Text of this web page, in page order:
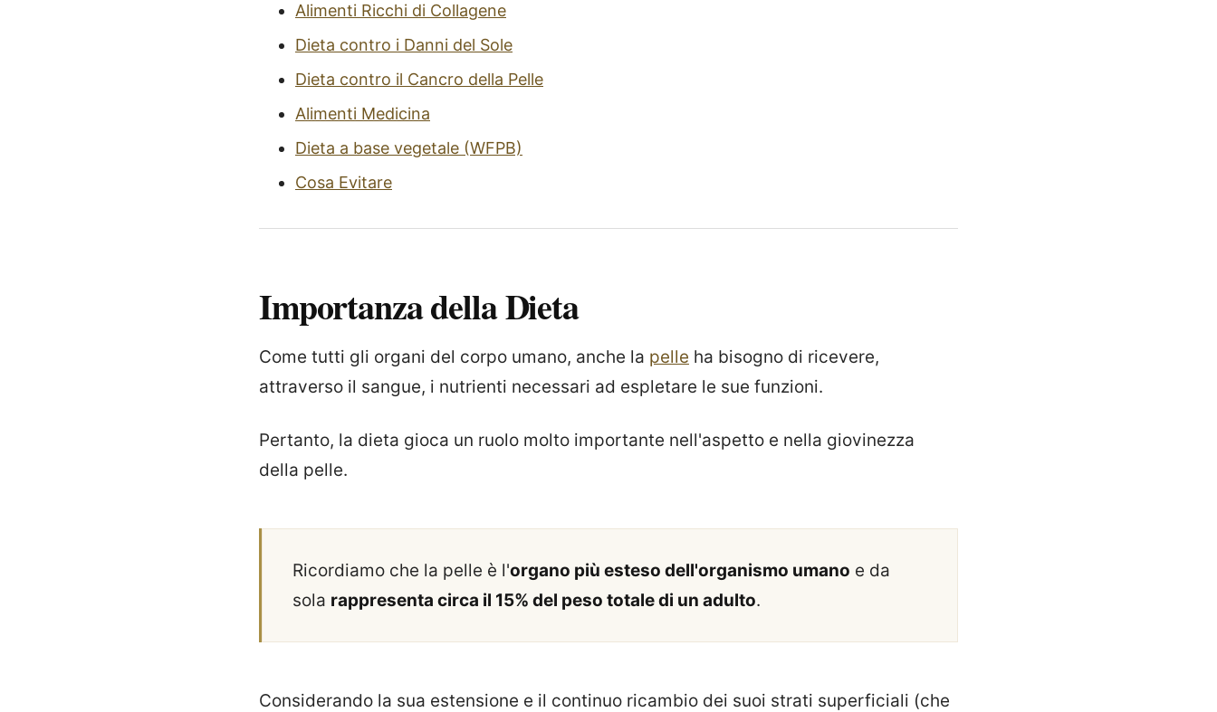
Alimenti Ricchi di Collagene
Dieta contro i Danni del Sole
Dieta contro il Cancro della Pelle
Alimenti Medicina
Dieta a base vegetale (WFPB)
Cosa Evitare
Importanza della Dieta
Come tutti gli organi del corpo umano, anche la pelle ha bisogno di ricevere,
attraverso il sangue, i nutrienti necessari ad espletare le sue funzioni.
Pertanto, la dieta gioca un ruolo molto importante nell'aspetto e nella giovinezza
della pelle.
Ricordiamo che la pelle è l'organo più esteso dell'organismo umano e da
sola rappresenta circa il 15% del peso totale di un adulto.
Considerando la sua estensione e il continuo ricambio dei suoi strati superficiali (che